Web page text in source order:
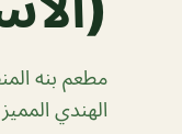
مطعم بنه
الهندي المميز